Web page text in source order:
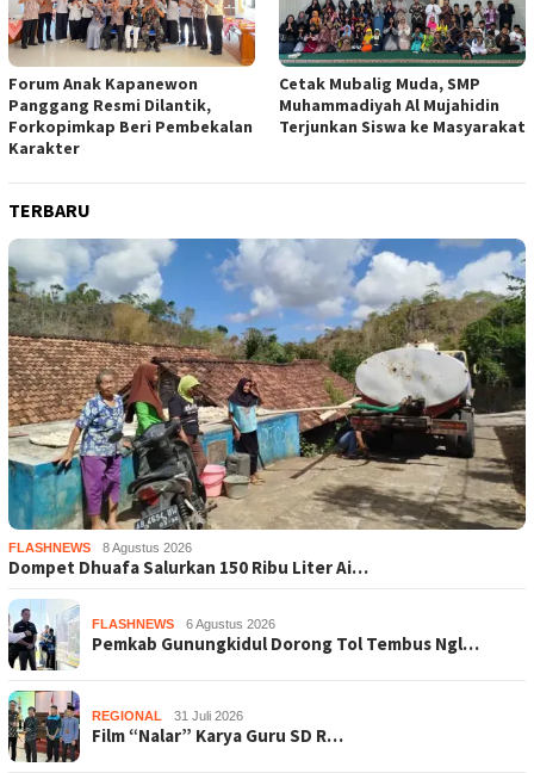
Forum Anak Kapanewon
Panggang Resmi Dilantik,
Forkopimkap Beri Pembekalan
Karakter
Cetak Mubalig Muda, SMP
Muhammadiyah Al Mujahidin
Terjunkan Siswa ke Masyarakat
TERBARU
FLASHNEWS 8 Agustus 2026
Dompet Dhuafa Salurkan 150 Ribu Liter Ai…
FLASHNEWS 6 Agustus 2026
Pemkab Gunungkidul Dorong Tol Tembus Ngl…
REGIONAL 31 Juli 2026
Film “Nalar” Karya Guru SD R…